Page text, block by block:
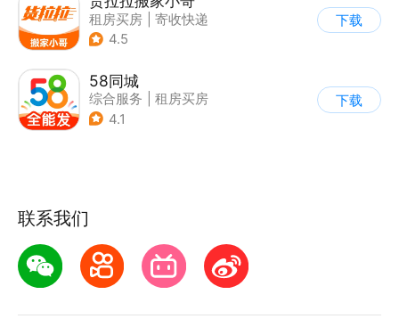
租房买房
寄收快递
4.5
下载
58同城
综合服务
租房买房
4.1
下载
联系我们